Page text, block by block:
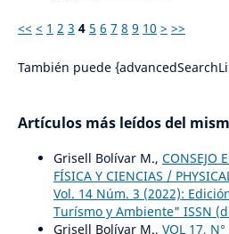
<< < 1 2 3 4 5 6 7 8 9 10 > >>
También puede
Artículos más leídos del
Grisell Bolívar M., CONSEJO
FÍSICA Y CIENCIAS /
Vol. 14 Núm. 3 (2022):
Turísmo y Ambiente" ISSN
Grisell Bolívar M., VOL 17,